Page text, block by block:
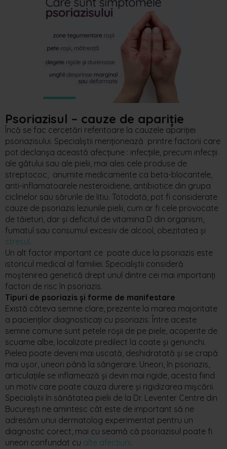
Psoriazisul – cauze de apariție
Încă se fac cercetări referitoare la cauzele apariției
psoriazisului. Specialiștii menționează printre factorii care
pot declanșa această afecțiune : infecțiile, precum infecții
ale gâtului sau ale pielii, mai ales cele produse de
streptococ, anumite medicamente ca beta-blocantele,
anti-inflamatoarele nesteroidiene, antibiotice din grupa
ciclinelor sau sărurile de litiu. Totodată, pot fi considerate
cauze de psoriazis leziunile pielii, cum ar fi cele provocate
de tăieturi, dar și deficitul de vitamina D din organism,
fumatul sau consumul excesiv de alcool, obezitatea și
stresul .
Un alt factor important ce poate duce la psoriazis este
istoricul medical al familiei. Specialiștii consideră
moștenirea genetică drept unul dintre cei mai importanți
factori de risc în psoriazis.
Tipuri de psoriazis și forme de manifestare
Există câteva semne clare, prezente la marea majoritate
a pacienților diagnosticați cu psoriazis. Între aceste
semne comune sunt petele roșii de pe piele, acoperite de
scuame albe, localizate predilect la coate și genunchi.
Pielea poate deveni mai uscată, deshidratată și se crapă
mai ușor, uneori până la sângerare. Uneori, în psoriazis,
articulațiile se inflamează și devin mai rigide, acesta fiind
un motiv care poate cauza durere și rigidizarea mișcării.
Specialiștii în sănătatea pielii de la Dr. Leventer Centre din
București ne amintesc cât este de important să ne
adresăm unui dermatolog experimentat pentru un
diagnostic corect, mai cu seamă că psoriazisul poate fi
uneori confundat cu alte afecțiuni.